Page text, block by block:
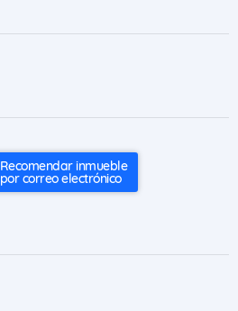
Recomendar inmueble
por correo electrónico